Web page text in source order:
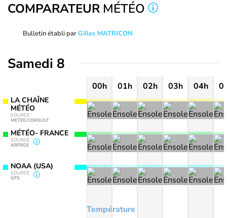
COMPARATEUR MÉTÉO
Bulletin établi parGilles MATRICON
Samedi 8
LA CHAÎNE
MÉTÉO
SOURCE
METEO CONSULT
MÉTÉO- FRANCE
SOURCE
ARPEGE
NOAA (USA)
SOURCE
GFS
00h 01h 02h 03h 04h
Température